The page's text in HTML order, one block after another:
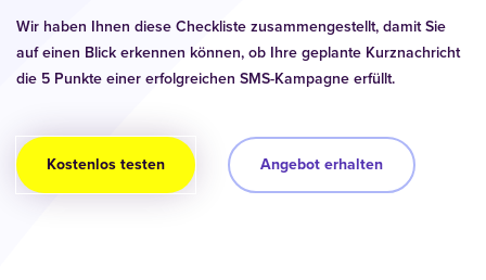
Warum
Esendex?
Wir haben Ihnen diese Checkliste zusammengestellt, damit Sie
auf einen Blick erkennen können, ob Ihre geplante Kurznachricht
die 5 Punkte einer erfolgreichen SMS-Kampagne erfüllt.
Kostenlos testen Angebot erhalten